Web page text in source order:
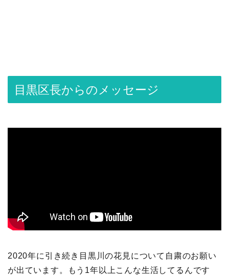
目黒区長からのメッセージ
2020年に引き続き目黒川の花見について自粛のお願い
が出ています。もう1年以上こんな生活してるんです